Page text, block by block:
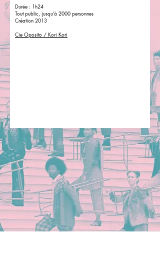
Durée : 1h24
Tout public, jusqu’à 2000 personnes
Création 2013
Cie Oposito / Kori Kori